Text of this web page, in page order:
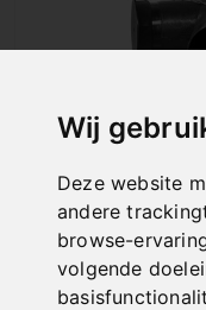
Wij
Deze website
andere
browse-
volgende
RV 300
Art. No. : Z-12-2024
€ 408,00
incl. 20% VAT